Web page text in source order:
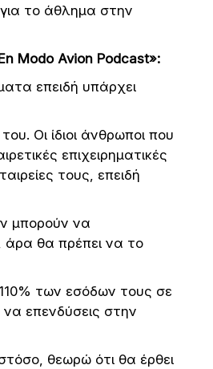
το άθλημα στην
Modo Avion Podcast»:
επειδή υπάρχει
Οι ίδιοι άνθρωποι που
επιχειρηματικές
τους, επειδή
μπορούν να
άρα θα πρέπει να το
των εσόδων τους σε
επενδύσεις στην
θεωρώ ότι θα έρθει